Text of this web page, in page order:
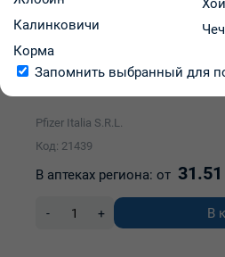
Сермион таблетки п/о 30мг
Pfizer Italia S.R.L.
Код: 21439
В аптеках региона: от
- + В
Калинковичи
Корма
Запомнить выбранный для